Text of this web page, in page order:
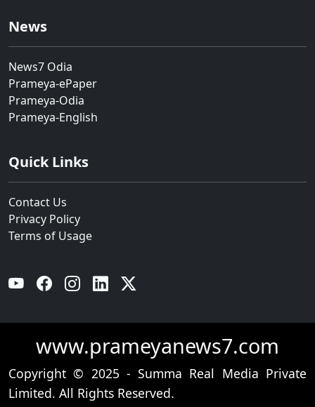
News
News7 Odia
Prameya-ePaper
Prameya-Odia
Prameya-English
Quick Links
Contact Us
Privacy Policy
Terms of Usage
YouTube Facebook Instagram Linkedin
www.prameyanews7.com
Copyright © 2025 - Summa Real Media Private
Limited. All Rights Reserved.